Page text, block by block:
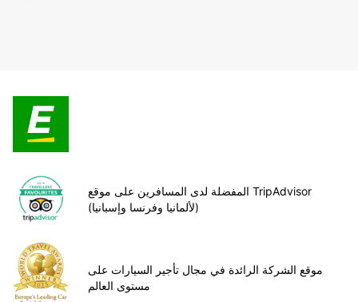
المفضلة لدى المسافرين على موقع TripAdvisor
(لألمانيا وفرنسا وإسبانيا)
موقع الشركة الرائدة في مجال تأجير السيارات على
مستوى العالم